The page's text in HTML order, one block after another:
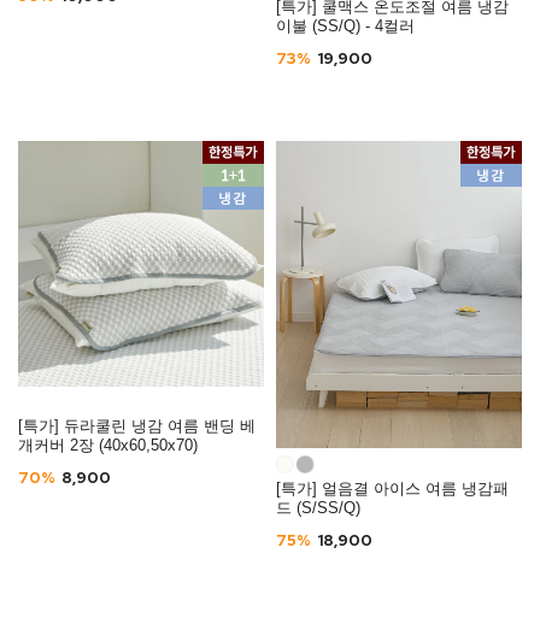
[특가] 쿨맥스 온도조절 여름 냉감
이불 (SS/Q) - 4컬러
73% 19,900
[특가] 듀라쿨린 냉감 여름 밴딩 베
개커버 2장 (40x60,50x70)
70% 8,900
[특가] 얼음결 아이스 여름 냉감패
드 (S/SS/Q)
75% 18,900